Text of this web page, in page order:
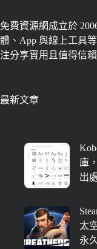
免費資源網成立於
體、App 與線上工具
注分享實用且值得信
最新文章
庫
出
太
永